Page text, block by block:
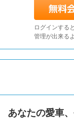
ログインする
管理が出来る
あなたの愛車